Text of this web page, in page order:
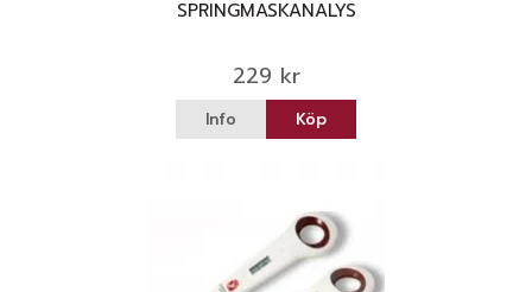
SPRINGMASKANALYS
229 kr
Info Köp